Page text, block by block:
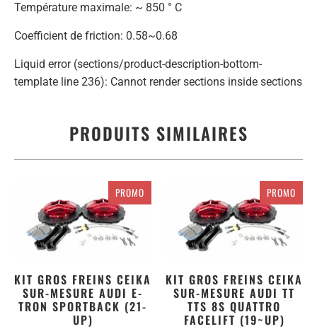
Température maximale: ~ 850 ° C
Coefficient de friction: 0.58~0.68
Liquid error (sections/product-description-bottom-
template line 236): Cannot render sections inside sections
PRODUITS SIMILAIRES
PROMO
KIT GROS FREINS CEIKA
SUR-MESURE AUDI E-
TRON SPORTBACK (21-
UP)
PROMO
KIT GROS FREINS CEIKA
SUR-MESURE AUDI TT
TTS 8S QUATTRO
FACELIFT (19~UP)